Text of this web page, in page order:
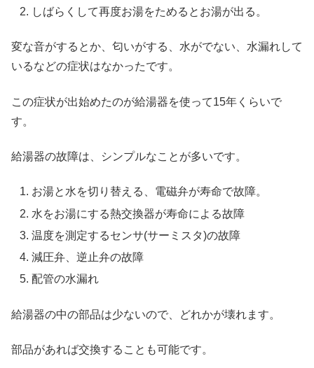
しばらくして再度お湯をためるとお湯が出る。
変な音がするとか、匂いがする、水がでない、水漏れして
いるなどの症状はなかったです。
この症状が出始めたのが給湯器を使って15年くらいで
す。
給湯器の故障は、シンプルなことが多いです。
お湯と水を切り替える、電磁弁が寿命で故障。
水をお湯にする熱交換器が寿命による故障
温度を測定するセンサ(サーミスタ)の故障
減圧弁、逆止弁の故障
配管の水漏れ
給湯器の中の部品は少ないので、どれかが壊れます。
部品があれば交換することも可能です。